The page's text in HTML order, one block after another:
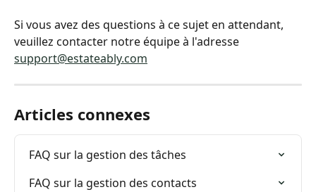
Si vous avez des questions à ce sujet en attendant,
veuillez contacter notre équipe à l'adresse
support@estateably.com
Articles connexes
FAQ sur la gestion des tâches
FAQ sur la gestion des contacts